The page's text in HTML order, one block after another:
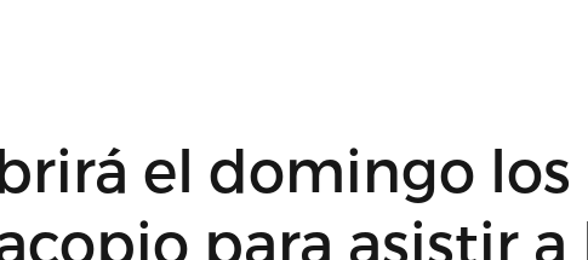
el domingo los
para asistir a